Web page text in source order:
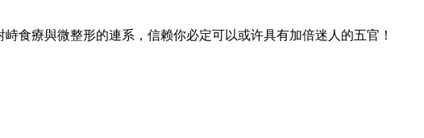
食療與微整形的連系，信赖你必定可以或许具有加倍迷人的五官！